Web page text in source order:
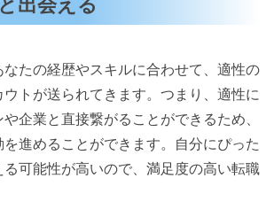
たの経歴やスキルに合わせて、適性の
トが送られてきます。つまり、適性に
企業と直接繋がることができるため、
進めることができます。自分にぴった
る可能性が高いので、満足度の高い転職